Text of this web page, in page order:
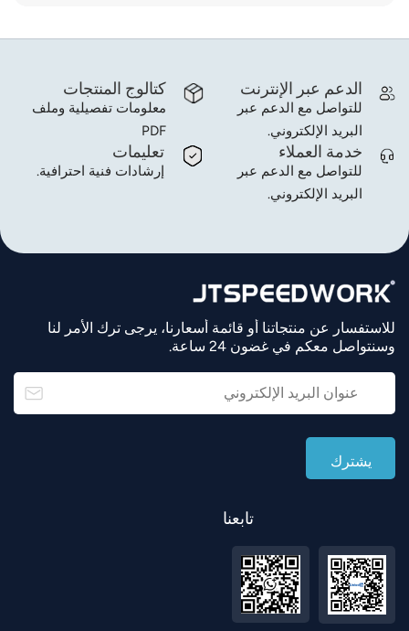
كتالوج المنتجات
معلومات تفصيلية وملف
PDF
الدعم عبر الإنترنت
للتواصل مع الدعم عبر
البريد الإلكتروني.
تعليمات
إرشادات فنية احترافية.
خدمة العملاء
للتواصل مع الدعم عبر
البريد الإلكتروني.
للاستفسار عن منتجاتنا أو قائمة أسعارنا، يرجى ترك الأمر لنا
وسنتواصل معكم في غضون 24 ساعة.
تابعنا